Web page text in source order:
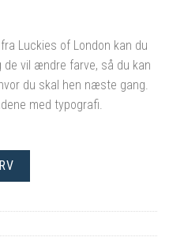
Luckies of London kan du
vil ændre farve, så du kan
du skal hen næste gang.
med typografi.
Map Typogeography antal